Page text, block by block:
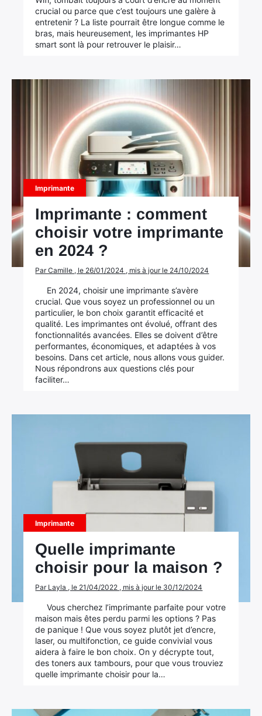
crucial ou parce que c’est toujours une galère à
entretenir ? La liste pourrait être longue comme le
bras, mais heureusement, les imprimantes HP
smart sont là pour retrouver le plaisir…
Imprimante
Imprimante : comment
choisir votre imprimante
en 2024 ?
Par Camille , le 26/01/2024 , mis à jour le 24/10/2024
En 2024, choisir une imprimante s’avère
crucial. Que vous soyez un professionnel ou un
particulier, le bon choix garantit efficacité et
qualité. Les imprimantes ont évolué, offrant des
fonctionnalités avancées. Elles se doivent d’être
performantes, économiques, et adaptées à vos
besoins. Dans cet article, nous allons vous guider.
Nous répondrons aux questions clés pour
faciliter…
Imprimante
Quelle imprimante
choisir pour la maison ?
Par Layla , le 21/04/2022 , mis à jour le 30/12/2024
Vous cherchez l’imprimante parfaite pour votre
maison mais êtes perdu parmi les options ? Pas
de panique ! Que vous soyez plutôt jet d’encre,
laser, ou multifonction, ce guide convivial vous
aidera à faire le bon choix. On y décrypte tout,
des toners aux tambours, pour que vous trouviez
quelle imprimante choisir pour la…
Rechercher
: